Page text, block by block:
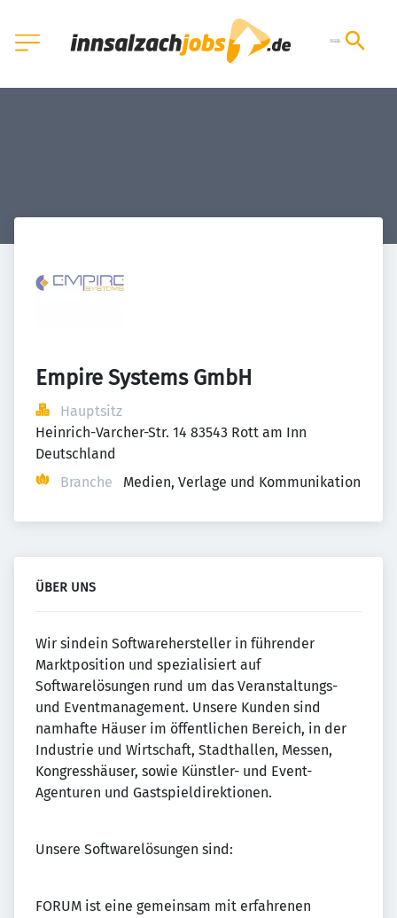
Empire Systems GmbH
Hauptsitz
Heinrich-Varcher-Str. 14 83543 Rott am Inn
Deutschland
Branche
Medien, Verlage und Kommunikation
ÜBER UNS
Wir sindein Softwarehersteller in führender
Marktposition und spezialisiert auf
Softwarelösungen rund um das Veranstaltungs-
und Eventmanagement. Unsere Kunden sind
namhafte Häuser im öffentlichen Bereich, in der
Industrie und Wirtschaft, Stadthallen, Messen,
Kongresshäuser, sowie Künstler- und Event-
Agenturen und Gastspieldirektionen.
Unsere Softwarelösungen sind:
FORUM ist eine gemeinsam mit erfahrenen